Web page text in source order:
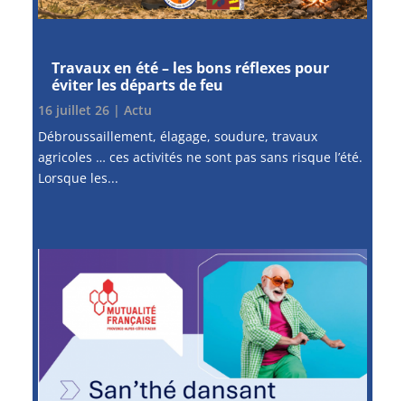
Travaux en été – les bons réflexes pour
éviter les départs de feu
16 juillet 26| Actu
Débroussaillement, élagage, soudure, travaux
agricoles … ces activités ne sont pas sans risque l’été.
Lorsque les...